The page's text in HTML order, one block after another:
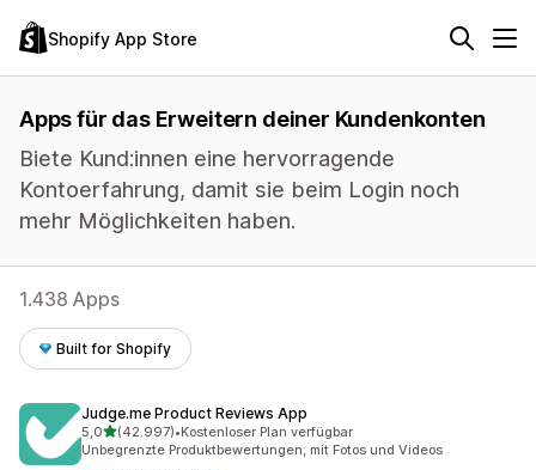
Shopify App Store
Apps für das Erweitern deiner Kundenkonten
Biete Kund:innen eine hervorragende
Kontoerfahrung, damit sie beim Login noch
mehr Möglichkeiten haben.
1.438 Apps
Built for Shopify
Judge.me Product Reviews App
5,0von 5 Sternen
(42.997)
42997 Rezensionen insgesamt
•Kostenloser Plan verfügbar
Unbegrenzte Produktbewertungen, mit Fotos und Videos